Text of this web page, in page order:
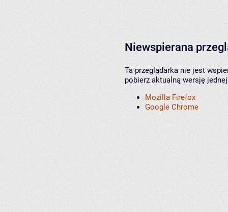
Niewspierana
Ta przeglądarka nie jest
pobierz aktualną wersję
Mozilla Firefox
Google Chrome